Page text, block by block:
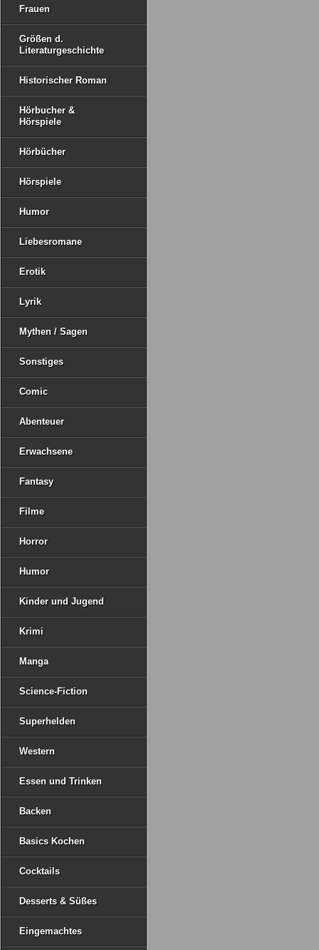
Frauen
Größen d.
Literaturgeschichte
Historischer Roman
Hörbucher &
Hörspiele
Hörbücher
Hörspiele
Humor
Liebesromane
Erotik
Lyrik
Mythen / Sagen
Sonstiges
Comic
Abenteuer
Erwachsene
Fantasy
Filme
Horror
Humor
Kinder und Jugend
Krimi
Manga
Science-Fiction
Superhelden
Western
Essen und Trinken
Backen
Basics Kochen
Cocktails
Desserts & Süßes
Eingemachtes